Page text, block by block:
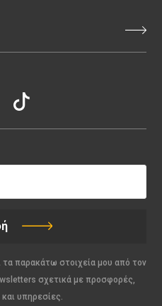
τα παρακάτω στοιχεία μου από τον
σχετικά με προσφορές,
υπηρεσίες.